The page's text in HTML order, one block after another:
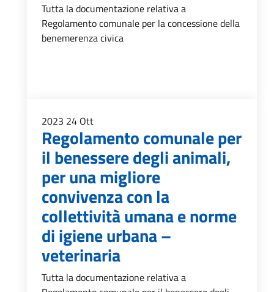
Tutta la documentazione relativa a
Regolamento comunale per la concessione della
benemerenza civica
2023 24 Ott
Regolamento comunale per
il benessere degli animali,
per una migliore
convivenza con la
collettività umana e norme
di igiene urbana –
veterinaria
Tutta la documentazione relativa a